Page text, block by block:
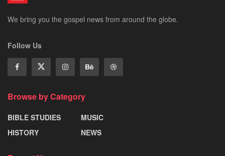
We bring you the gospel news from around the globe.
Follow Us
Browse by Category
BIBLE STUDIES
HISTORY
MUSIC
NEWS